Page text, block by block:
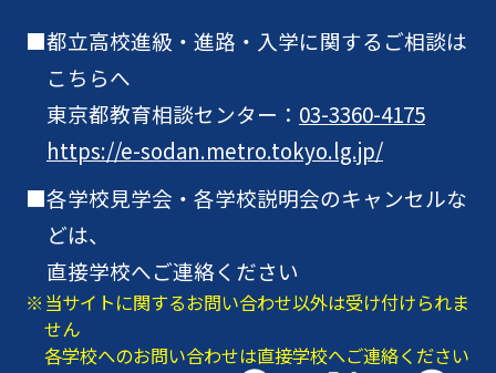
都立高校進級・進路・入学に関するご相談は
こちらへ
東京都教育相談センター： 03-3360-4175
https://e-sodan.metro.tokyo.lg.jp/
各学校見学会・各学校説明会のキャンセルな
どは、
直接学校へご連絡ください
当サイトに関するお問い合わせ以外は受け付けられま
せん
各学校へのお問い合わせは直接学校へご連絡ください